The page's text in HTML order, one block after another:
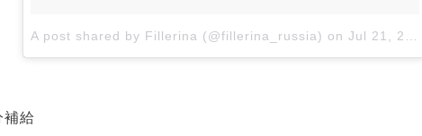
A post shared by Fillerina (@fillerina_russia) on Jul 21, 2017 at 7:01am PDT
補給